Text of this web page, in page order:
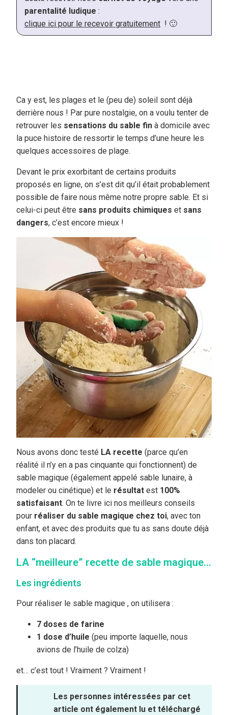
parentalité ludique :
clique ici pour le recevoir gratuitement ! 🙂
Ca y est, les plages et le (peu de) soleil sont déjà
derrière nous ! Par pure nostalgie, on a voulu tenter de
retrouver les sensations du sable fin à domicile avec
la puce histoire de ressortir le temps d’une heure les
quelques accessoires de plage.
Devant le prix exorbitant de certains produits
proposés en ligne, on s’est dit qu’il était probablement
possible de faire nous même notre propre sable. Et si
celui-ci peut être sans produits chimiques et sans
dangers, c’est encore mieux !
Nous avons donc testé LA recette (parce qu’en
réalité il n’y en a pas cinquante qui fonctionnent) de
sable magique (également appelé sable lunaire, à
modeler ou cinétique) et le résultat est 100%
satisfaisant. On te livre ici nos meilleurs conseils
pour réaliser du sable magique chez toi, avec ton
enfant, et avec des produits que tu as sans doute déjà
dans ton placard.
LA “meilleure” recette de sable magique…
Les ingrédients
Pour réaliser le sable magique , on utilisera :
7 doses de farine
1 dose d’huile (peu importe laquelle, nous
avions de l’huile de colza)
et… c’est tout ! Vraiment ? Vraiment !
Les personnes intéressées par cet
article ont également lu et téléchargé